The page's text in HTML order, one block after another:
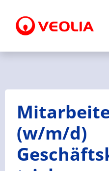
Initiativbewerbung
Karriere
Ausbildung
(w/m/d)